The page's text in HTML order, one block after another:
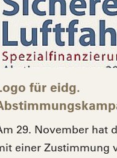
für eidg.
29. November hat
einer Zustimmung